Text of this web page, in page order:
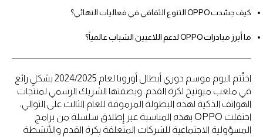
كيف جسّدت OPPO التنوع الثقافي في فعاليات النهائي؟
ما أبرز مبادرات OPPO لدعم اللاعبين الشباب عالمياً؟
اختُتم اليوم موسم دوري أبطال أوروبا لعام 2024/2025 بشكلٍ رائع
في ملعب ميونيخ لكرة القدم. وبصفتها الشريك الرسمي لمنتجات
الهواتف الذكية لهذه البطولة المرموقة للعام الثالث على التوالي،
احتفلت OPPO بهذه المناسبة عبر إطلاق سلسلة من برامج
المسؤولية الاجتماعية للشركات المتعلقة بكرة القدم والأنشطة